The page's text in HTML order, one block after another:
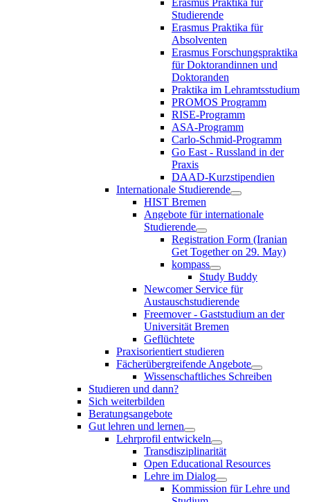
Studierende
Erasmus Praktika für
Absolventen
Erasmus Forschungspraktika
für Doktorandinnen und
Doktoranden
Praktika im Lehramtsstudium
PROMOS Programm
RISE-Programm
ASA-Programm
Carlo-Schmid-Programm
Go East - Russland in der
Praxis
DAAD-Kurzstipendien
Internationale Studierende
HIST Bremen
Angebote für internationale
Studierende
Registration Form (Iranian
Get Together on 29. May)
kompass
Study Buddy
Newcomer Service für
Austauschstudierende
Freemover - Gaststudium an der
Universität Bremen
Geflüchtete
Praxisorientiert studieren
Fächerübergreifende Angebote
Wissenschaftliches Schreiben
Studieren und dann?
Sich weiterbilden
Beratungsangebote
Gut lehren und lernen
Lehrprofil entwickeln
Transdisziplinarität
Open Educational Resources
Lehre im Dialog
Kommission für Lehre und